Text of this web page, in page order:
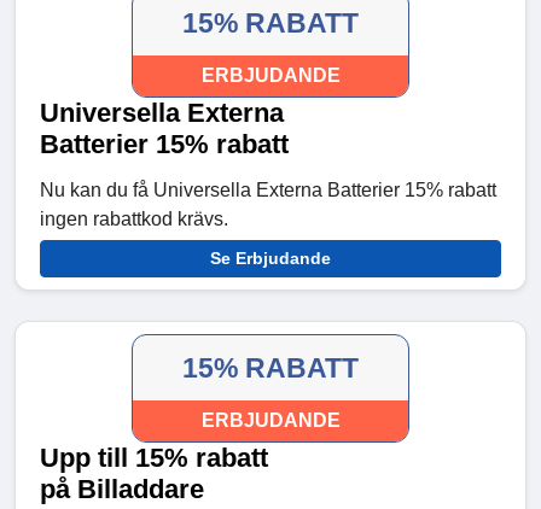
15% RABATT
ERBJUDANDE
Universella Externa
Batterier 15% rabatt
Nu kan du få Universella Externa Batterier 15% rabatt
ingen rabattkod krävs.
Se Erbjudande
15% RABATT
ERBJUDANDE
Upp till 15% rabatt
på Billaddare